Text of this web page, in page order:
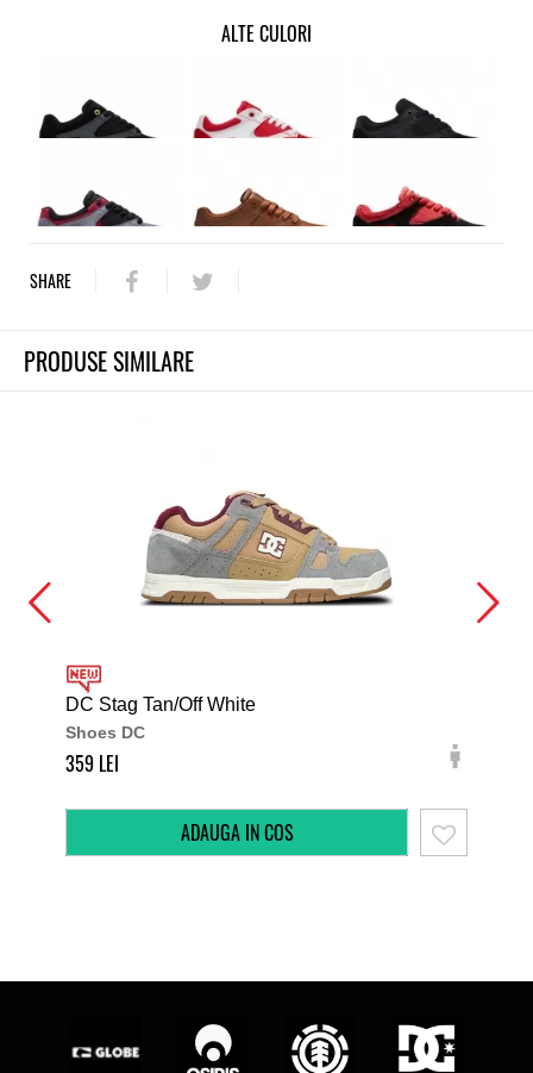
ALTE CULORI
SHARE
PRODUSE SIMILARE
DC Stag Tan/Off White
Shoes DC
359